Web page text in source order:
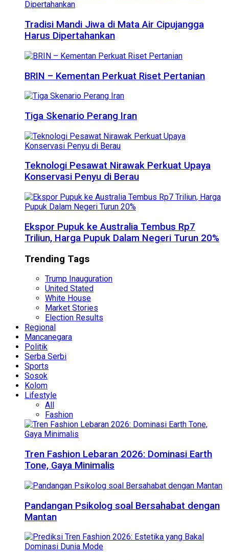
Tradisi Mandi Jiwa di Mata Air Cipujangga
Harus Dipertahankan
BRIN – Kementan Perkuat Riset Pertanian
Tiga Skenario Perang Iran
Teknologi Pesawat Nirawak Perkuat Upaya
Konservasi Penyu di Berau
Ekspor Pupuk ke Australia Tembus Rp7
Triliun, Harga Pupuk Dalam Negeri Turun 20%
Trending Tags
Trump Inauguration
United Stated
White House
Market Stories
Election Results
Regional
Mancanegara
Politik
Serba Serbi
Sports
Sosok
Kolom
Lifestyle
All
Fashion
Tren Fashion Lebaran 2026: Dominasi Earth
Tone, Gaya Minimalis
Pandangan Psikolog soal Bersahabat dengan
Mantan